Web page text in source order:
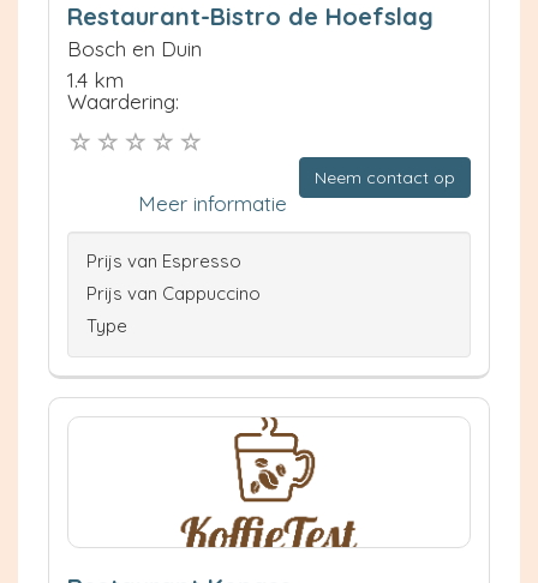
Restaurant-Bistro de Hoefslag
Bosch en Duin
1.4 km
Waardering:
Neem contact op
Meer informatie
Prijs van Espresso
Prijs van Cappuccino
Type